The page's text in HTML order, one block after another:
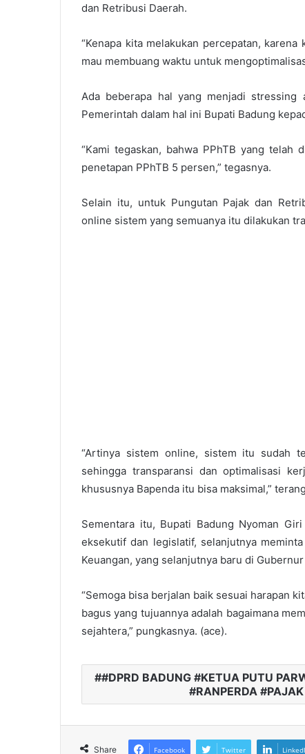
dan Retribusi Daerah.
“Kenapa kita melakukan percepatan,
mau membuang waktu untuk
Ada beberapa hal yang menjadi stressing
Pemerintah dalam hal ini Bupati Badung
“Kami tegaskan, bahwa PPhTB yang telah
penetapan PPhTB 5 persen,” tegasnya.
Selain itu, untuk Pungutan Pajak dan
online sistem yang semuanya itu dilakukan
“Artinya sistem online, sistem itu sudah
sehingga transparansi dan optimalisasi
khususnya Bapenda itu bisa maksimal,”
Sementara itu, Bupati Badung Nyoman
eksekutif dan legislatif, selanjutnya
Keuangan, yang selanjutnya baru di Gubernur
“Semoga bisa berjalan baik sesuai harapan
bagus yang tujuannya adalah bagaimana
sejahtera,” pungkasnya. (ace).
#DPRD BADUNG #KETUA PUTU
#RANPERDA
Share Facebook Twitter